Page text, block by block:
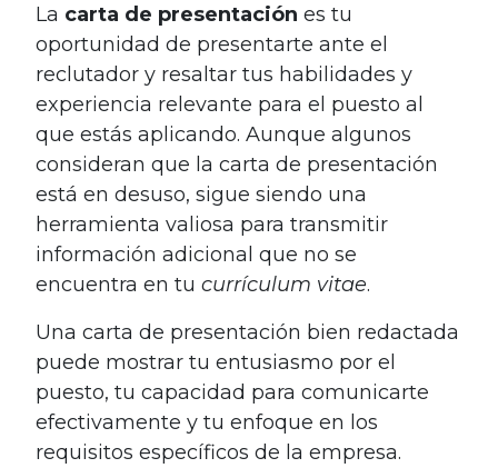
La carta de presentación es tu
oportunidad de presentarte ante el
reclutador y resaltar tus habilidades y
experiencia relevante para el puesto al
que estás aplicando. Aunque algunos
consideran que la carta de presentación
está en desuso, sigue siendo una
herramienta valiosa para transmitir
información adicional que no se
encuentra en tu currículum vitae.
Una carta de presentación bien redactada
puede mostrar tu entusiasmo por el
puesto, tu capacidad para comunicarte
efectivamente y tu enfoque en los
requisitos específicos de la empresa.